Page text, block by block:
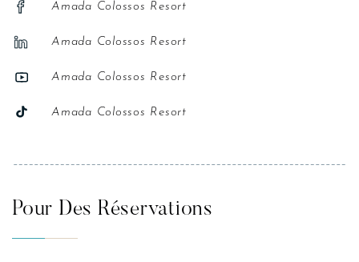
Amada Colossos Resort
Amada Colossos Resort
Amada Colossos Resort
Amada Colossos Resort
Pour Des Réservations